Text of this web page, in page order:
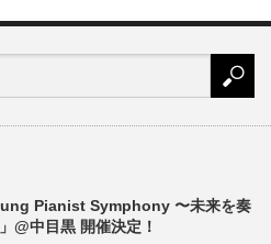
Pianist Symphony 〜未来を奏
@中目黒 開催決定！